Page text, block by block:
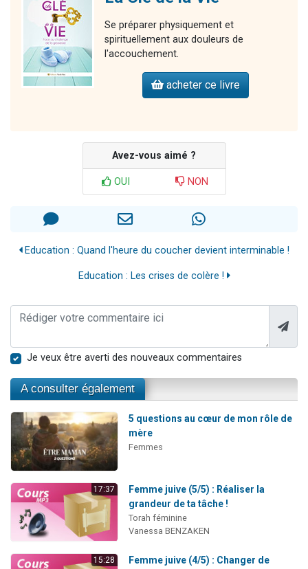
Se préparer physiquement et
spirituellement aux douleurs de
l'accouchement.
acheter ce livre
Avez-vous aimé ?
OUI NON
Education : Quand l'heure du coucher devient interminable !
Education : Les crises de colère !
Je veux être averti des nouveaux commentaires
A consulter également
5 questions au cœur de mon rôle de
mère
Femmes
17:37
Femme juive (5/5) : Réaliser la
grandeur de ta tâche !
Torah féminine
Vanessa BENZAKEN
15:28
Femme juive (4/5) : Changer de